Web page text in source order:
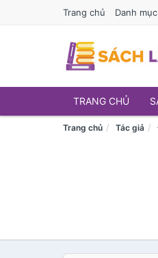
Trang chủ Danh mục
TRANG CHỦ
Trang chủ Tác giả